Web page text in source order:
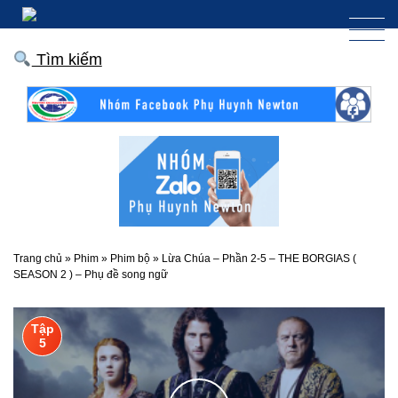
Tìm kiếm
Trang chủ » Phim » Phim bộ » Lừa Chúa – Phần 2-5 – THE BORGIAS (
SEASON 2 ) – Phụ đề song ngữ
Tập
5